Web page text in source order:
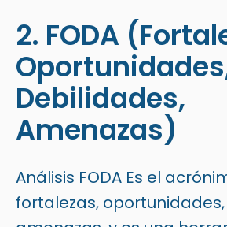
2. FODA
Debilidades,
Amenazas)
Análisis FODA Es el
fortalezas,